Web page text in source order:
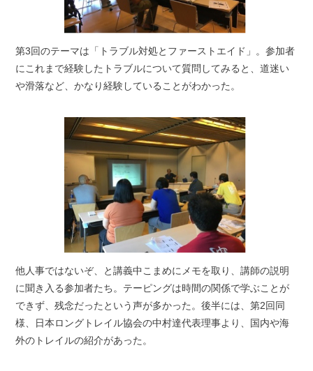
第3回のテーマは「トラブル対処とファーストエイド」。参加者
にこれまで経験したトラブルについて質問してみると、道迷い
や滑落など、かなり経験していることがわかった。
他人事ではないぞ、と講義中こまめにメモを取り、講師の説明
に聞き入る参加者たち。テーピングは時間の関係で学ぶことが
できず、残念だったという声が多かった。後半には、第2回同
様、日本ロングトレイル協会の中村達代表理事より、国内や海
外のトレイルの紹介があった。